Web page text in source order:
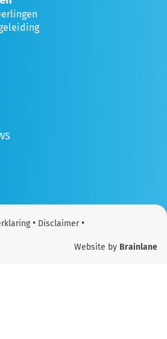
• Disclaimer•
Website by Brainlane